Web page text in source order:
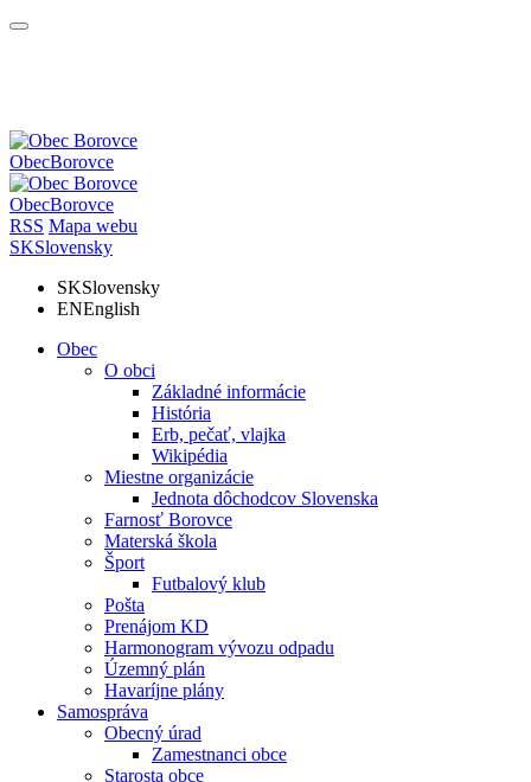
ObecBorovce
ObecBorovce
RSS Mapa webu
SKSlovensky
SKSlovensky
ENEnglish
Obec
O obci
Základné informácie
História
Erb, pečať, vlajka
Wikipédia
Miestne organizácie
Jednota dôchodcov Slovenska
Farnosť Borovce
Materská škola
Šport
Futbalový klub
Pošta
Prenájom KD
Harmonogram vývozu odpadu
Územný plán
Havaríjne plány
Samospráva
Obecný úrad
Zamestnanci obce
Starosta obce